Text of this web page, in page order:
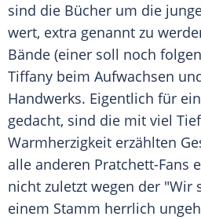
sind die Bücher um die
wert, extra genannt zu
Bände (einer soll noch
Tiffany beim Aufwachsen
Handwerks. Eigentlich für
gedacht, sind die mit viel
Warmherzigkeit erzählten
alle anderen Pratchett-Fans
nicht zuletzt wegen der "Wir
einem Stamm herrlich